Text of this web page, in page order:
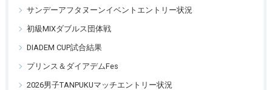
サンデーアフタヌーンイベントエントリー状況
初級MIXダブルス団体戦
DIADEM CUP試合結果
プリンス＆ダイアデムFes
2026男子TANPUKUマッチエントリー状況